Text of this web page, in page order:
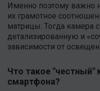
Именно поэтому важно
их грамотное
матрицы. Тогда камера
детализированную и
зависимости от
Что такое "честный"
смартфона?